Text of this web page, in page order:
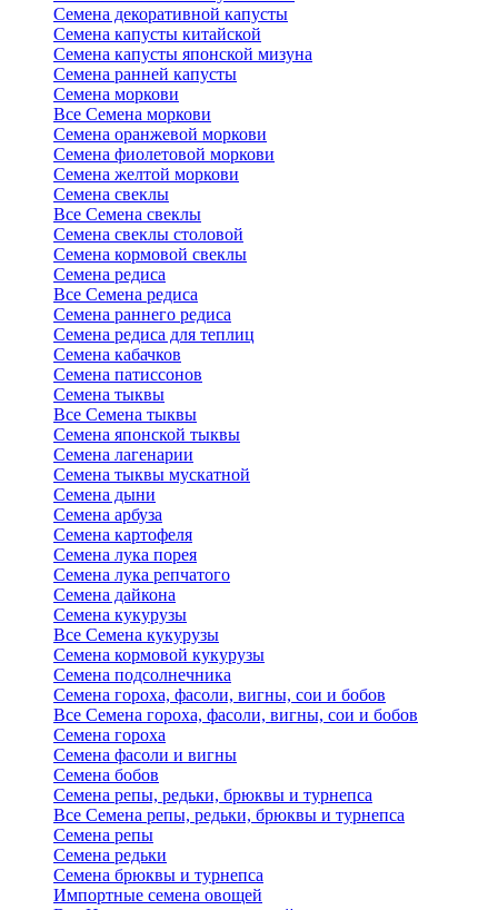
Семена декоративной капусты
Семена капусты китайской
Семена капусты японской мизуна
Семена ранней капусты
Семена моркови
Все Семена моркови
Семена оранжевой моркови
Семена фиолетовой моркови
Семена желтой моркови
Семена свеклы
Все Семена свеклы
Семена свеклы столовой
Семена кормовой свеклы
Семена редиса
Все Семена редиса
Семена раннего редиса
Семена редиса для теплиц
Семена кабачков
Семена патиссонов
Семена тыквы
Все Семена тыквы
Семена японской тыквы
Семена лагенарии
Семена тыквы мускатной
Семена дыни
Семена арбуза
Семена картофеля
Семена лука порея
Семена лука репчатого
Семена дайкона
Семена кукурузы
Все Семена кукурузы
Семена кормовой кукурузы
Семена подсолнечника
Семена гороха, фасоли, вигны, сои и бобов
Все Семена гороха, фасоли, вигны, сои и бобов
Семена гороха
Семена фасоли и вигны
Семена бобов
Семена репы, редьки, брюквы и турнепса
Все Семена репы, редьки, брюквы и турнепса
Семена репы
Семена редьки
Семена брюквы и турнепса
Импортные семена овощей